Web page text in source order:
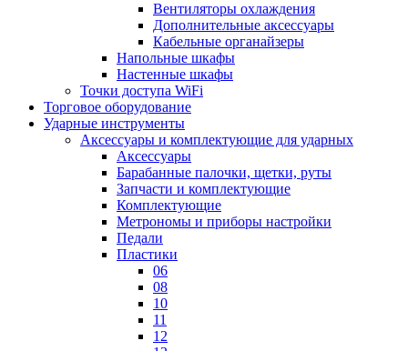
Вентиляторы охлаждения
Дополнительные аксессуары
Кабельные органайзеры
Напольные шкафы
Настенные шкафы
Точки доступа WiFi
Торговое оборудование
Ударные инструменты
Аксессуары и комплектующие для ударных
Аксессуары
Барабанные палочки, щетки, руты
Запчасти и комплектующие
Комплектующие
Метрономы и приборы настройки
Педали
Пластики
06
08
10
11
12